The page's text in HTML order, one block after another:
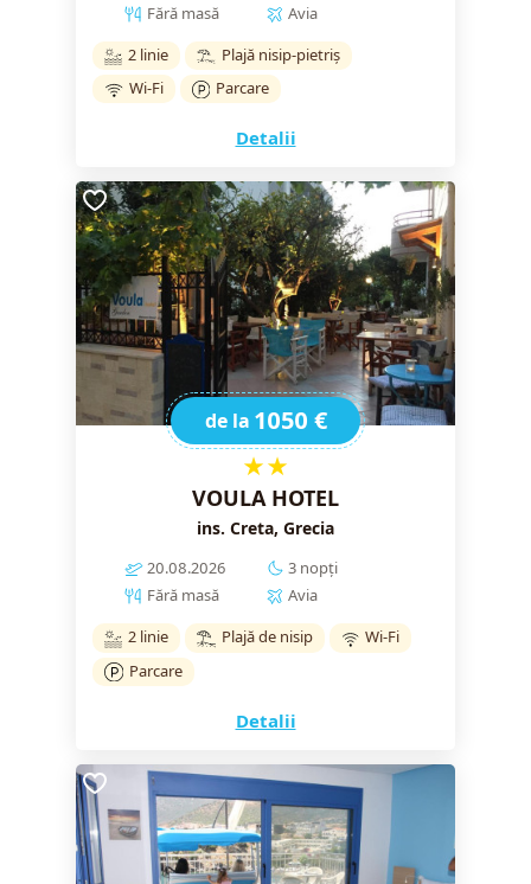
Fără masă
Avia
2 linie
Plajă nisip-pietriș
Wi-Fi
Parcare
Detalii
de la 1050 €
★★
VOULA HOTEL
ins. Creta, Grecia
20.08.2026
3 nopți
Fără masă
Avia
2 linie
Plajă de nisip
Wi-Fi
Parcare
Detalii